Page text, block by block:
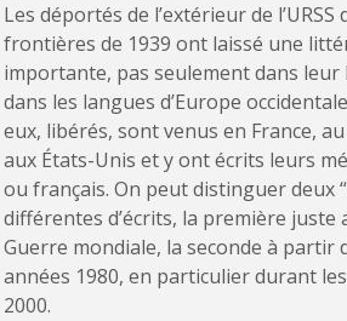
Les déportés de l’extérieur de l’URSS
frontières de 1939 ont laissé une
importante, pas seulement dans leur
dans les langues d’Europe
eux, libérés, sont venus en France,
aux États-Unis et y ont écrits leurs
ou français. On peut distinguer deux
différentes d’écrits, la première juste
Guerre mondiale, la seconde à partir
années 1980, en particulier durant
2000.